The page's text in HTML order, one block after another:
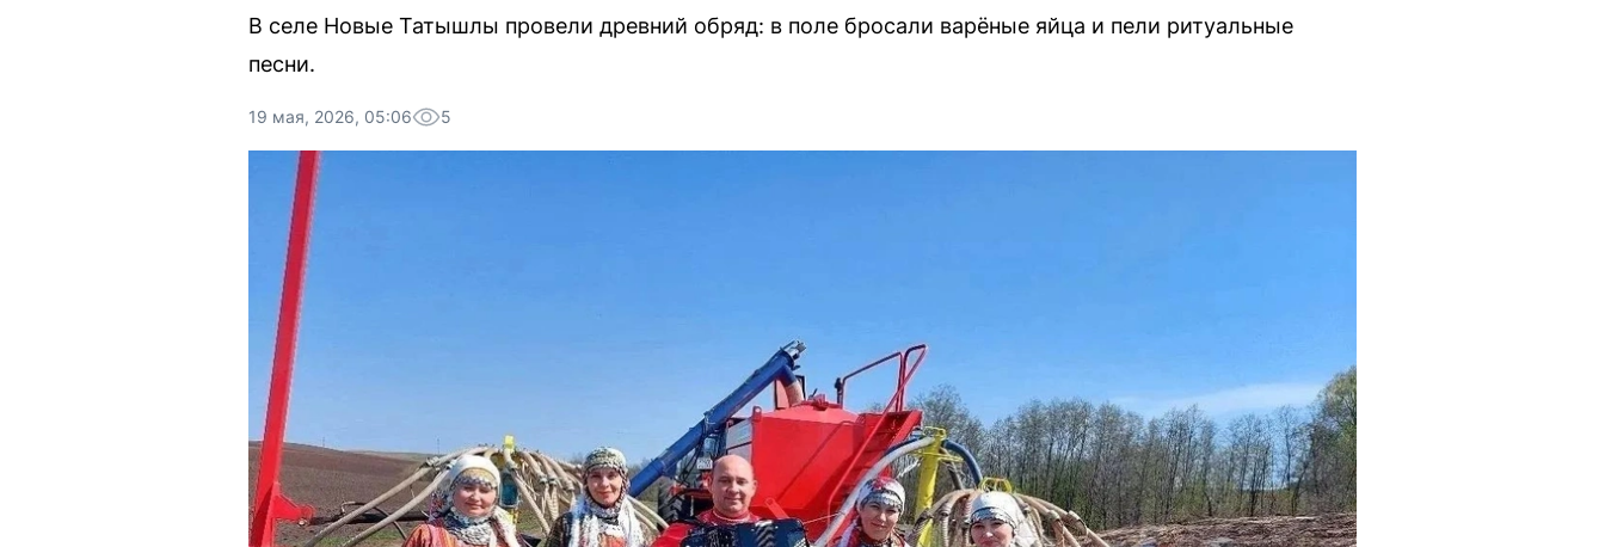
В селе Новые Татышлы провели древний обряд: в поле бросали варёные яйца и пели ритуальные
песни.
19 мая, 2026, 05:06 5